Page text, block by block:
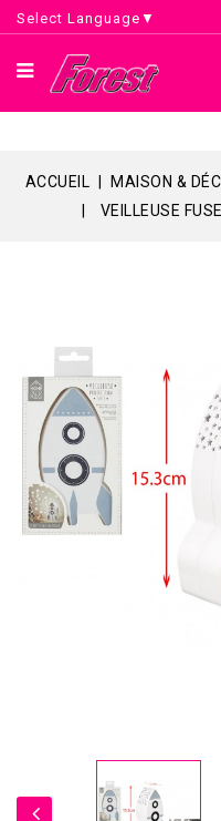
Select Language ▼
ACCUEIL MAISON &
VEILLEUSE